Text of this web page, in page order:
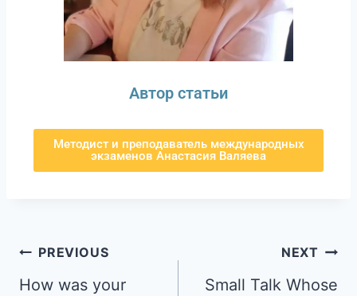
Автор статьи
Методист и преподаватель международных
экзаменов Анастасия Валяева
PREVIOUS
How was your
NEXT
Small Talk Whose